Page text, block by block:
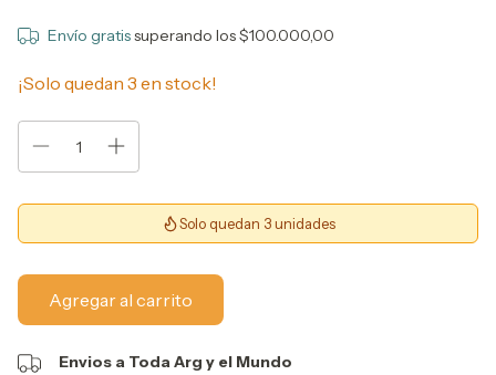
Envío gratissuperando los$100.000,00
¡Solo quedan 3 en stock!
Solo quedan 3 unidades
Envios a Toda Arg y el Mundo